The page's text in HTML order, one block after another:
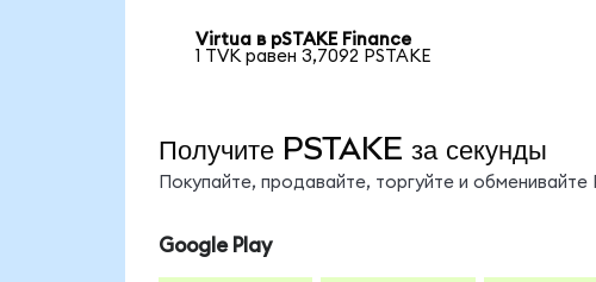
Virtua в pSTAKE Finance
1 TVK равен 3,7092 PSTAKE
Получите PSTAKE за секунды
Покупайте, продавайте, торгуйте и
Google Play